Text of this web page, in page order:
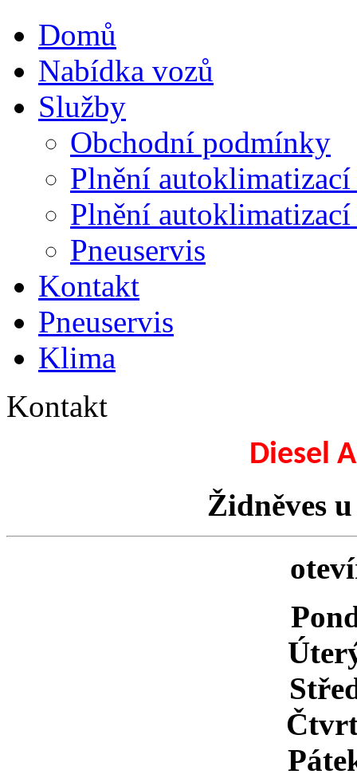
Domů
Nabídka vozů
Služby
Obchodní podmínky
Plnění
Plnění autoklimatizací
Pneuservis
Kontakt
Pneuservis
Klima
Kontakt
Diesel
Židněves